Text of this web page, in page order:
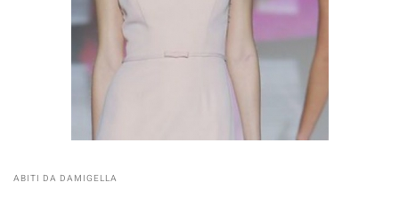
ABITI DA DAMIGELLA